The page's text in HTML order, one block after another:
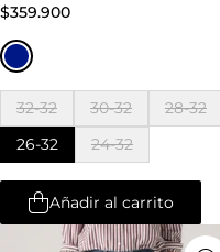
$359.900
32-32 30-32
28-32
26-32
24-32
Añadir al carrito